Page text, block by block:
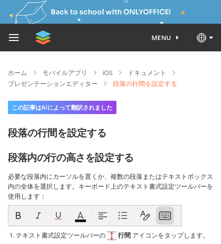
Back to school with ONLYOFFICE!
MENU
ホーム モバイルアプリ iOS
ドキュメント
プレゼンテーションエディター
段落の行間を設定する
この記事はAIによって翻訳されました
段落の行間を設定する
段落内の行の高さを設定する
必要な段落内にカーソルを置くか、複数の段落またはテキストボックス
内の全体を選択します。キーボード上のテキスト書式設定ツールバーを
使用します：
テキスト書式設定ツールバーの 行間 アイコンをタップします。